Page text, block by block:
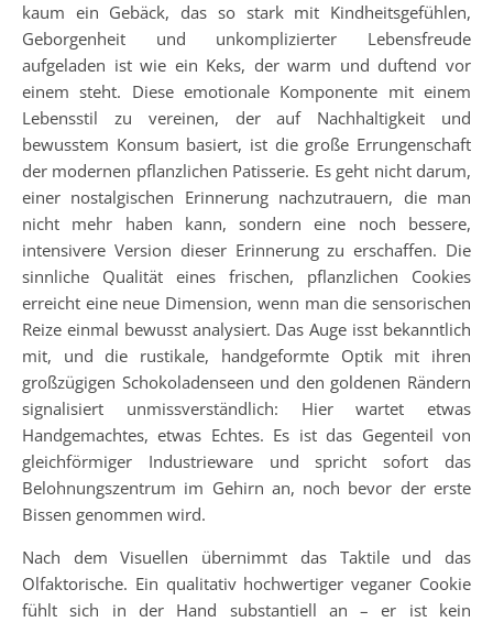
kaum ein Gebäck, das so stark mit Kindheitsgefühlen,
Geborgenheit und unkomplizierter Lebensfreude
aufgeladen ist wie ein Keks, der warm und duftend vor
einem steht. Diese emotionale Komponente mit einem
Lebensstil zu vereinen, der auf Nachhaltigkeit und
bewusstem Konsum basiert, ist die große Errungenschaft
der modernen pflanzlichen Patisserie. Es geht nicht darum,
einer nostalgischen Erinnerung nachzutrauern, die man
nicht mehr haben kann, sondern eine noch bessere,
intensivere Version dieser Erinnerung zu erschaffen. Die
sinnliche Qualität eines frischen, pflanzlichen Cookies
erreicht eine neue Dimension, wenn man die sensorischen
Reize einmal bewusst analysiert. Das Auge isst bekanntlich
mit, und die rustikale, handgeformte Optik mit ihren
großzügigen Schokoladenseen und den goldenen Rändern
signalisiert unmissverständlich: Hier wartet etwas
Handgemachtes, etwas Echtes. Es ist das Gegenteil von
gleichförmiger Industrieware und spricht sofort das
Belohnungszentrum im Gehirn an, noch bevor der erste
Bissen genommen wird.
Nach dem Visuellen übernimmt das Taktile und das
Olfaktorische. Ein qualitativ hochwertiger veganer Cookie
fühlt sich in der Hand substantiell an – er ist kein